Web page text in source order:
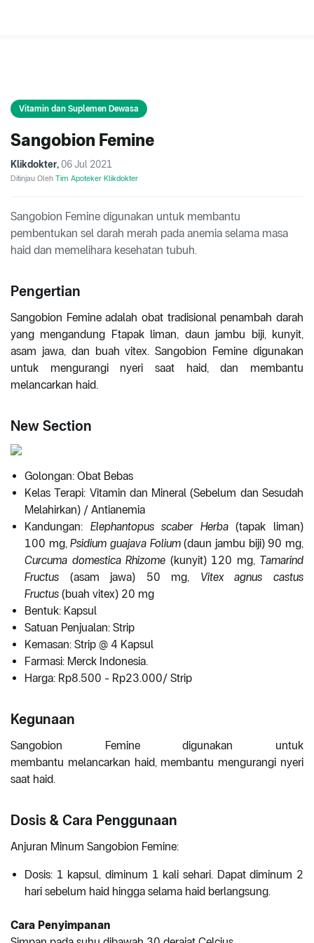
Vitamin dan Suplemen Dewasa
Sangobion Femine
Klikdokter, 06 Jul 2021
Ditinjau Oleh Tim Apoteker Klikdokter
Sangobion Femine digunakan untuk membantu
pembentukan sel darah merah pada anemia selama masa
haid dan memelihara kesehatan tubuh.
Pengertian
Sangobion Femine adalah obat tradisional penambah darah
yang mengandung Ftapak liman, daun jambu biji, kunyit,
asam jawa, dan buah vitex. Sangobion Femine digunakan
untuk mengurangi nyeri saat haid, dan membantu
melancarkan haid.
New Section
Golongan: Obat Bebas
Kelas Terapi: Vitamin dan Mineral (Sebelum dan Sesudah
Melahirkan) / Antianemia
Kandungan: Elephantopus scaber Herba(tapak liman)
100 mg,Psidium guajava Folium(daun jambu biji) 90 mg,
Curcuma domestica Rhizome (kunyit) 120 mg, Tamarind
Fructus (asam jawa) 50 mg, Vitex agnus castus
Fructus (buah vitex) 20 mg
Bentuk: Kapsul
Satuan Penjualan: Strip
Kemasan: Strip @ 4 Kapsul
Farmasi: Merck Indonesia.
Harga: Rp8.500 - Rp23.000/ Strip
Kegunaan
Sangobion Femine digunakan untuk
membantu melancarkan haid, membantu mengurangi nyeri
saat haid.
Dosis & Cara Penggunaan
Anjuran Minum Sangobion Femine:
Dosis: 1 kapsul, diminum 1 kali sehari. Dapat diminum 2
hari sebelum haid hingga selama haid berlangsung.
Cara Penyimpanan